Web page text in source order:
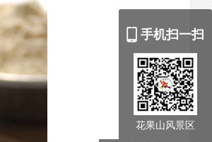
手机扫一扫
花果山风景区